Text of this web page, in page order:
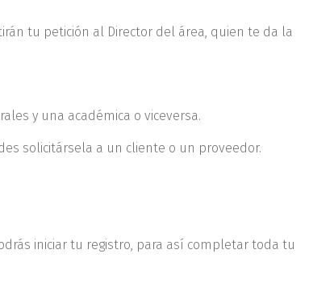
tu petición al Director del área, quien te da la
y una académica o viceversa.
solicitársela a un cliente o un proveedor.
iniciar tu registro, para así completar toda tu